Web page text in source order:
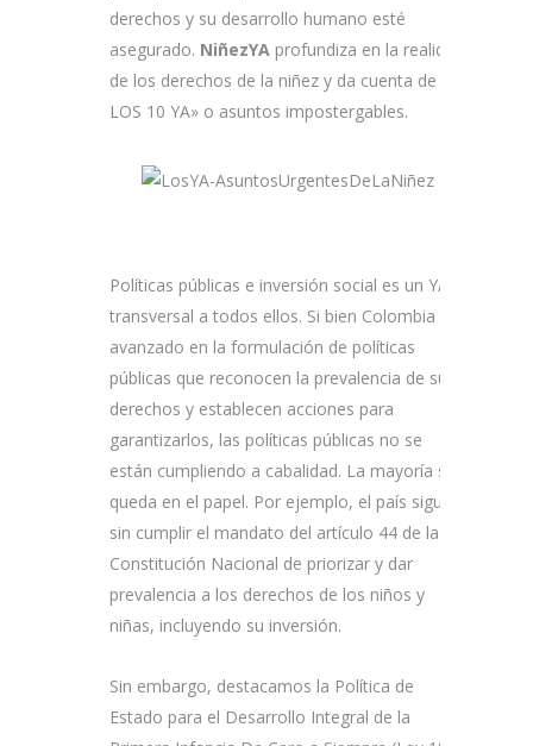
derechos y su desarrollo humano esté
asegurado. NiñezYA profundiza en la realidad
de los derechos de la niñez y da cuenta de «
LOS 10 YA» o asuntos impostergables.
Políticas públicas e inversión social es un YA
transversal a todos ellos. Si bien Colombia ha
avanzado en la formulación de políticas
públicas que reconocen la prevalencia de sus
derechos y establecen acciones para
garantizarlos, las políticas públicas no se
están cumpliendo a cabalidad. La mayoría se
queda en el papel. Por ejemplo, el país sigue
sin cumplir el mandato del artículo 44 de la
Constitución Nacional de priorizar y dar
prevalencia a los derechos de los niños y
niñas, incluyendo su inversión.
Sin embargo, destacamos la Política de
Estado para el Desarrollo Integral de la